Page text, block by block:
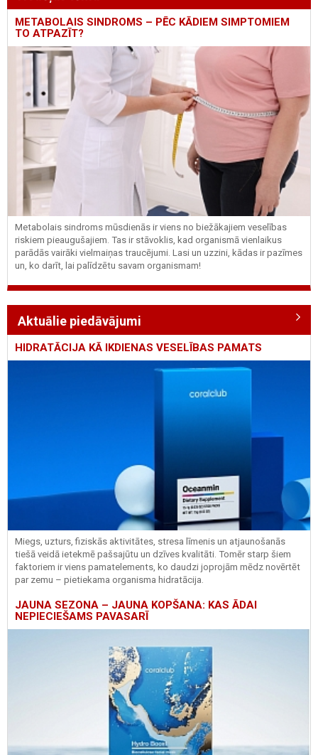
METABOLAIS SINDROMS – PĒC KĀDIEM SIMPTOMIEM
TO ATPAZĪT?
Metabolais sindroms mūsdienās ir viens no biežākajiem veselības
riskiem pieaugušajiem. Tas ir stāvoklis, kad organismā vienlaikus
parādās vairāki vielmaiņas traucējumi. Lasi un uzzini, kādas ir pazīmes
un, ko darīt, lai palīdzētu savam organismam!
Aktuālie piedāvājumi
HIDRATĀCIJA KĀ IKDIENAS VESELĪBAS PAMATS
Miegs, uzturs, fiziskās aktivitātes, stresa līmenis un atjaunošanās
tiešā veidā ietekmē pašsajūtu un dzīves kvalitāti. Tomēr starp šiem
faktoriem ir viens pamatelements, ko daudzi joprojām mēdz novērtēt
par zemu – pietiekama organisma hidratācija.
JAUNA SEZONA – JAUNA KOPŠANA: KAS ĀDAI
NEPIECIEŠAMS PAVASARĪ